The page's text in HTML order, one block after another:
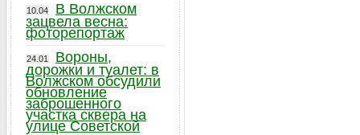
10.04
В Волжском
зацвела весна:
фоторепортаж
24.01
Вороны,
дорожки и туалет: в
Волжском обсудили
обновление
заброшенного
участка сквера на
улице Советской